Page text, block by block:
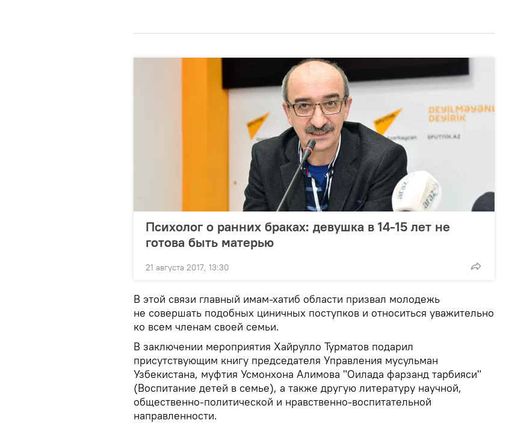
Психолог о ранних браках: девушка в 14-15 лет не
готова быть матерью
21 августа 2017, 13:30
В этой связи главный имам-хатиб области призвал молодежь
не совершать подобных циничных поступков и относиться уважительно
ко всем членам своей семьи.
В заключении мероприятия Хайрулло Турматов подарил
присутствующим книгу председателя Управления мусульман
Узбекистана, муфтия Усмонхона Алимова "Оилада фарзанд тарбияси"
(Воспитание детей в семье), а также другую литературу научной,
общественно-политической и нравственно-воспитательной
направленности.